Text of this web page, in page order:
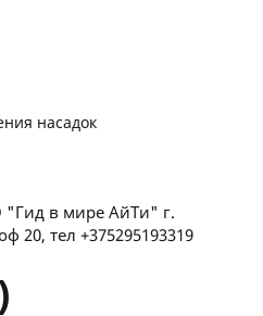
насадок
в мире АйТи" г.
20, тел +375295193319